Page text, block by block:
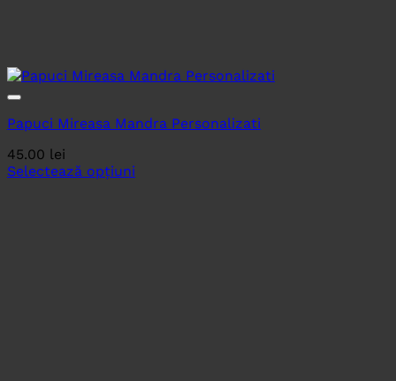
Papuci Mireasa Mandra Personalizati
45.00 lei
Selectează opțiuni